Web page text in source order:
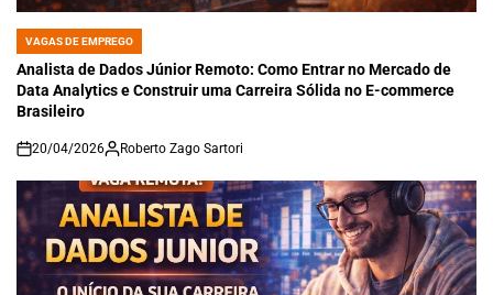
POSTED
IN
VAGAS DE EMPREGO
Analista de Dados Júnior Remoto: Como Entrar no Mercado de
Data Analytics e Construir uma Carreira Sólida no E-commerce
Brasileiro
on
20/04/2026 Roberto Zago Sartori